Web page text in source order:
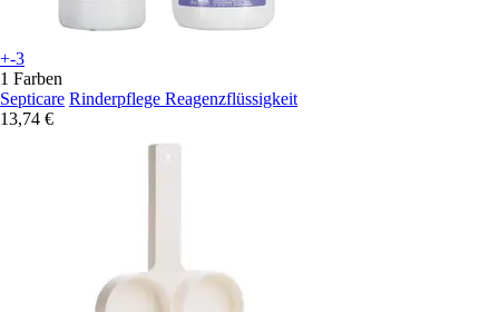
+-3
1 Farben
Septicare Rinderpflege Reagenzflüssigkeit
13,74 €